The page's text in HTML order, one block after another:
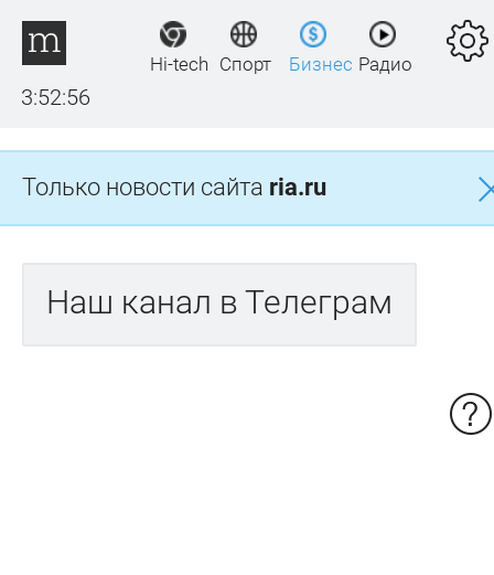
3:52:56
Hi-tech Спорт Бизнес Радио
Только новости сайта ria.ru
Наш канал в Телеграм